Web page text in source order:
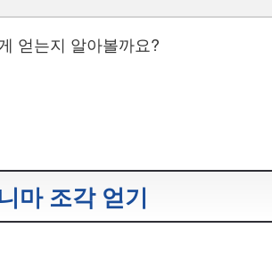
얻는지 알아볼까요?
마 조각 얻기